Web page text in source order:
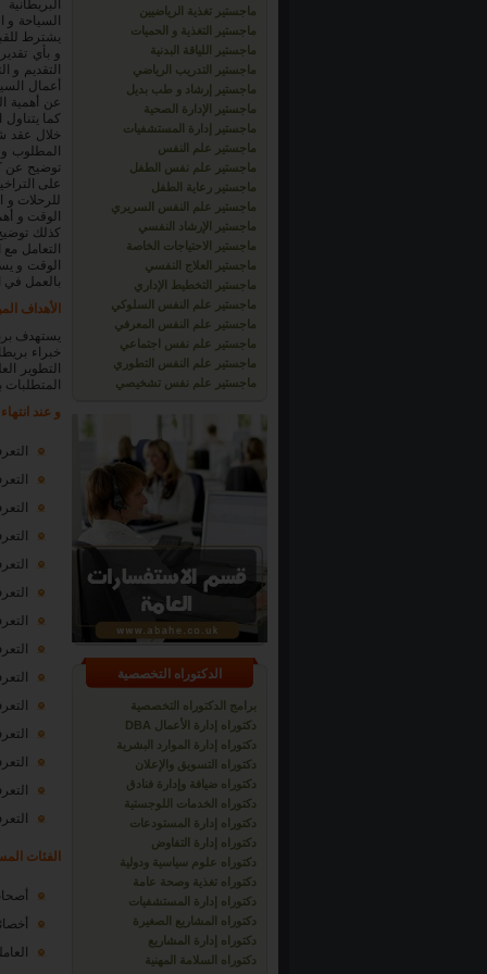
السياحة
يشترط
و بأي
التقديم
أعمال
عن أهمية
كما
خلال عقد
المطلوب
توضيح عن
على
للرحلات و
الوقت و
كذلك
التعامل
الوقت و
بالعمل في
الأهداف
يستهدف
خبراء
التطوير
و عند
الفئات
ماجستير تغذية الرياضيين
ماجستير التغذية و الحميات
ماجستير اللياقة البدنية
ماجستير التدريب الرياضي
ماجستير إرشاد و طب بديل
ماجستير الإدارة الصحية
ماجستير إدارة المستشفيات
ماجستير علم النفس
ماجستير علم نفس الطفل
ماجستير رعاية الطفل
ماجستير علم النفس السريري
ماجستير الإرشاد النفسي
ماجستير الاحتياجات الخاصة
ماجستير العلاج النفسي
ماجستير التخطيط الإداري
ماجستير علم النفس السلوكي
ماجستير علم النفس المعرفي
ماجستير علم نفس اجتماعي
ماجستير علم النفس التطوري
ماجستير علم نفس تشخيصي
الدكتوراه التخصصية
برامج الدكتوراه التخصصية
دكتوراه إدارة الأعمال DBA
دكتوراه إدارة الموارد البشرية
دكتوراه التسويق والإعلان
دكتوراه ضيافة وإدارة فنادق
دكتوراه الخدمات اللوجستية
دكتوراه إدارة المستودعات
دكتوراه إدارة التفاوض
دكتوراه علوم سياسية ودولية
دكتوراه تغذية وصحة عامة
دكتوراه إدارة المستشفيات
دكتوراه المشاريع الصغيرة
دكتوراه إدارة المشاريع
دكتوراه السلامة المهنية